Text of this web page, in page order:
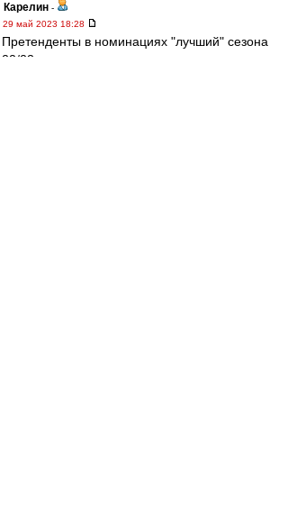
Карелин -
29 май 2023 18:28
Претенденты в номинациях "лучший" сезона
22/23.